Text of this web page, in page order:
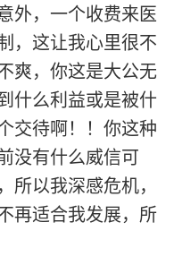
外，一个收费来医
，这让我心里很不
爽，你这是大公无
什么利益或是被什
交待啊！！你这种
没有什么威信可
所以我深感危机，
再适合我发展，所